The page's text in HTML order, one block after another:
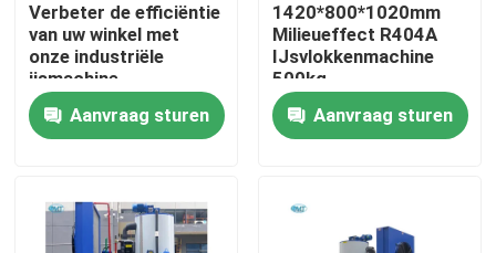
Huis
Producten
VR-show
Verbeter de efficiëntie
van uw winkel met
onze industriële
ijsmachine
Aanvraag sturen
1420*800*1020mm
Milieueffect R404A
IJsvlokkenmachine
500kg
Sneeuwvlokkenmachine
DirectAanvraag sturen